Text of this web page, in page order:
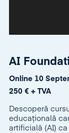
AI
Online 10
250 € + TVA
Descoperă
educațională
artificială (AI)